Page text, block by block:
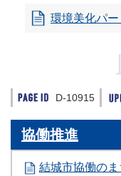
環境美化パ
D-10915
協働推進
結城市協働の